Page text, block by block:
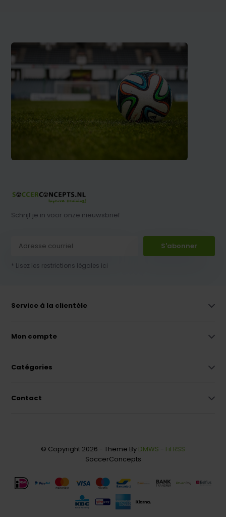
Schrijf je in voor onze nieuwsbrief
S'abonner
* Lisez les restrictions légales ici
Service à la clientèle
Mon compte
Catégories
Contact
© Copyright 2026 - Theme By DMWS - Fil RSS
SoccerConcepts